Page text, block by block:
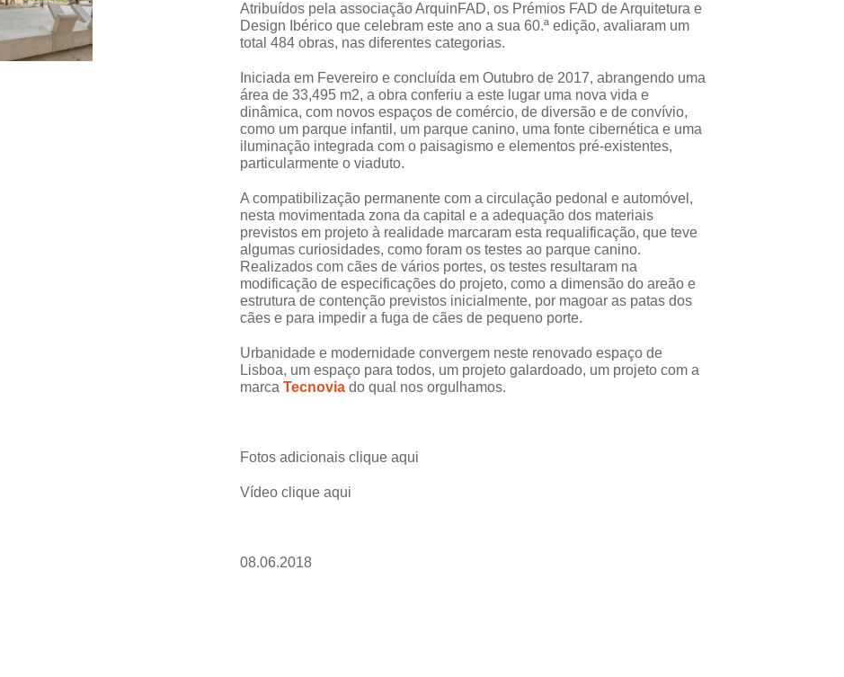
Atribuídos pela associação ArquinFAD, os Prémios FAD de Arquitetura e
Design Ibérico que celebram este ano a sua 60.ª edição, avaliaram um
total 484 obras, nas diferentes categorias.
Iniciada em Fevereiro e concluída em Outubro de 2017, abrangendo uma
área de 33,495 m2, a obra conferiu a este lugar uma nova vida e
dinâmica, com novos espaços de comércio, de diversão e de convívio,
como um parque infantil, um parque canino, uma fonte cibernética e uma
iluminação integrada com o paisagismo e elementos pré-existentes,
particularmente o viaduto.
A compatibilização permanente com a circulação pedonal e automóvel,
nesta movimentada zona da capital e a adequação dos materiais
previstos em projeto à realidade marcaram esta requalificação, que teve
algumas curiosidades, como foram os testes ao parque canino.
Realizados com cães de vários portes, os testes resultaram na
modificação de especificações do projeto, como a dimensão do areão e
estrutura de contenção previstos inicialmente, por magoar as patas dos
cães e para impedir a fuga de cães de pequeno porte.
Urbanidade e modernidade convergem neste renovado espaço de
Lisboa, um espaço para todos, um projeto galardoado, um projeto com a
marca Tecnovia do qual nos orgulhamos.
Fotos adicionais clique aqui
Vídeo clique aqui
08.06.2018